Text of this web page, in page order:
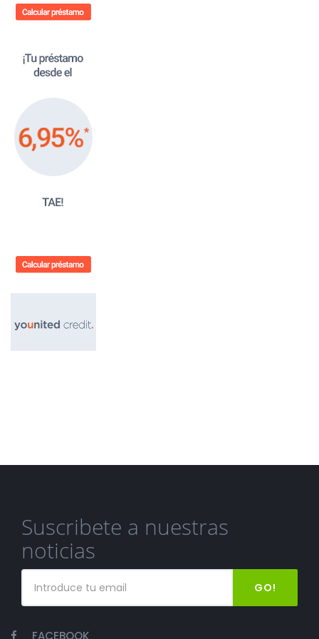
Suscribete a nuestras
noticias
GO!
FACEBOOK